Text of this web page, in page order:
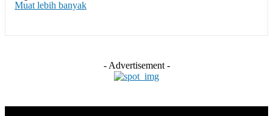
Muat lebih banyak
- Advertisement -